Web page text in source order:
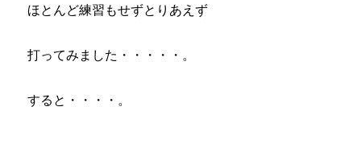
ほとんど練習もせずとりあえず
打ってみました・・・・・。
すると・・・・。